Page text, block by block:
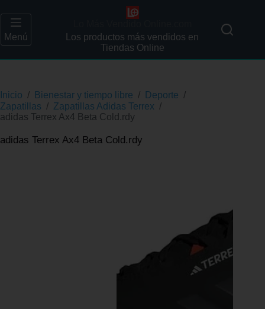
Menú
Los productos más vendidos en
Tiendas Online
Inicio / Bienestar y tiempo libre / Deporte /
Zapatillas / Zapatillas Adidas Terrex /
adidas Terrex Ax4 Beta Cold.rdy
adidas Terrex Ax4 Beta Cold.rdy